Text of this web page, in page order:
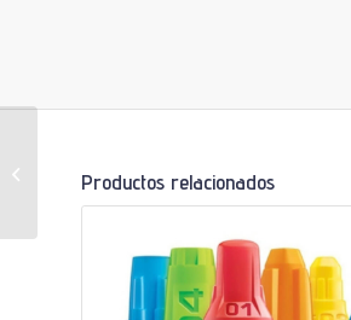
Productos relacionados
Máquina De Paletas